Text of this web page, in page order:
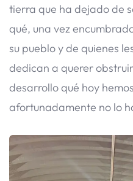
tierra que ha dejado de
qué, una vez
su pueblo y de quienes
dedican a querer
desarrollo qué hoy
afortunadamente no lo